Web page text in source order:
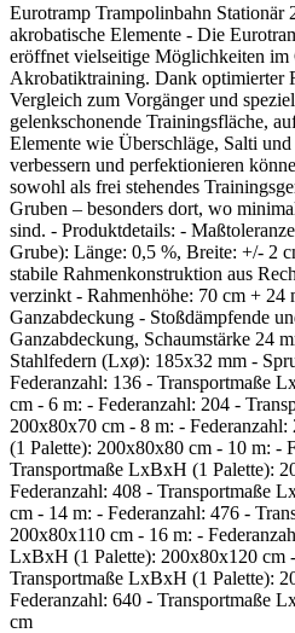
Eurotramp Trampolinbahn Stationär
akrobatische Elemente - Die
eröffnet vielseitige Möglichkeiten im
Akrobatiktraining. Dank optimierter
Vergleich zum Vorgänger und
gelenkschonende Trainingsfläche,
Elemente wie Überschläge, Salti
verbessern und perfektionieren
sowohl als frei stehendes
Gruben – besonders dort, wo
sind. - Produktdetails: -
Grube): Länge: 0,5 %, Breite: +/- 2
stabile Rahmenkonstruktion aus
verzinkt - Rahmenhöhe: 70 cm + 24
Ganzabdeckung - Stoßdämpfende
Ganzabdeckung, Schaumstärke 24
Stahlfedern (Lxø): 185x32 mm -
Federanzahl: 136 - Transportmaße
cm - 6 m: - Federanzahl: 204 -
200x80x70 cm - 8 m: -
(1 Palette): 200x80x80 cm - 10 m: -
Transportmaße LxBxH (1 Palette):
Federanzahl: 408 - Transportmaße
cm - 14 m: - Federanzahl: 476 -
200x80x110 cm - 16 m: -
LxBxH (1 Palette): 200x80x120 cm
Transportmaße LxBxH (1 Palette):
Federanzahl: 640 - Transportmaße
cm